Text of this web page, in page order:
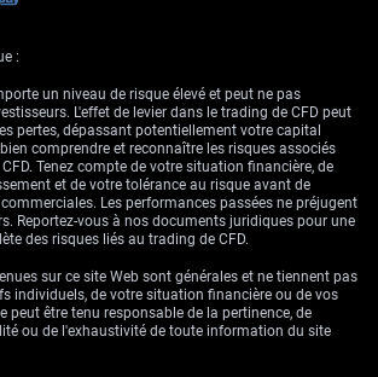
comme l’IBEX 35 et, plus largement, l’Euro Stoxx
comprimer les marges bénéficiaires des
déjà perceptible dans les légers manques à gagner
des positions longues ou à initier des biais
via des options de vente (puts) sur indices.
aux attentes peut entraîner un bref repli de
étant passé, les tensions de fond
reste pris entre une inflation persistante et l’espoir
des banques centrales, dynamique observée
de 2024. Dans cet environnement, tout net
par des indices comme le VSTOXX,
:
un niveau de risque élevé et peut ne pas
L'effet de levier dans le trading de CFD peut
pertes, dépassant potentiellement votre capital
comprendre et reconnaître les risques associés
Tenez compte de votre situation financière, de
et de votre tolérance au risque avant de
Les performances passées ne préjugent
Reportez-vous à nos documents juridiques pour une
des risques liés au trading de CFD.
sur ce site Web sont générales et ne tiennent pas
individuels, de votre situation financière ou de vos
peut être tenu responsable de la pertinence, de
ou de l'exhaustivité de toute information du site